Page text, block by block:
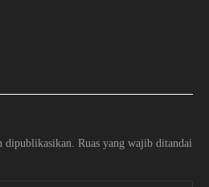
dipublikasikan. Ruas yang wajib ditandai